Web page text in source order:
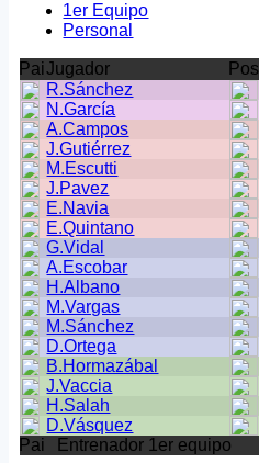
1er Equipo
Personal
PaiJugador Pos
R.Sánchez
N.García
A.Campos
J.Gutiérrez
M.Escutti
J.Pavez
E.Navia
E.Quintano
G.Vidal
A.Escobar
H.Albano
M.Vargas
M.Sánchez
D.Ortega
B.Hormazábal
J.Vaccia
H.Salah
D.Vásquez
Pai
Entrenador 1er equipo